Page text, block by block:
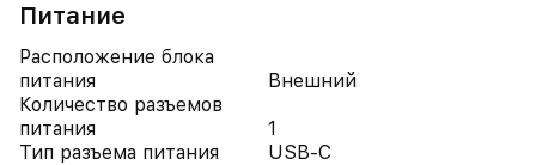
Питание
Расположение блока
питания
Внешний
Количество разъемов
питания
1
Тип разъема питания
USB-C